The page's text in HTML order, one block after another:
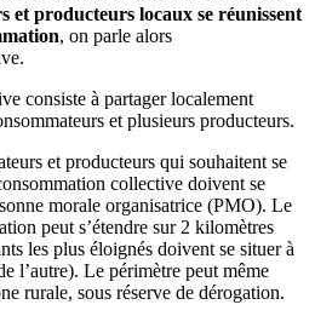
et producteurs locaux se réunissent
, on parle alors
consiste à partager localement
et plusieurs producteurs.
et producteurs qui souhaitent se
collective doivent se
morale organisatrice (PMO). Le
peut s’étendre sur 2 kilomètres
les plus éloignés doivent se situer à
l’autre). Le périmètre peut même
rurale, sous réserve de dérogation.